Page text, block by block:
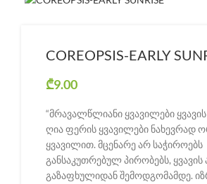
COREOPSIS-EARLY
₾9.00
“მრავალწლიანი ყვავილები
ღია ფერის ყვავილები ნახევრად
ყვავილით. მცენარე არ საჭიროებს
განსაკუთრებულ პირობებს,
გაზაფხულიდან შემოდგომამდე.